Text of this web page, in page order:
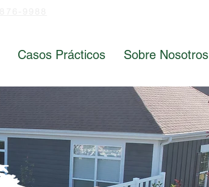
Casos Prácticos Sobre Nosotros